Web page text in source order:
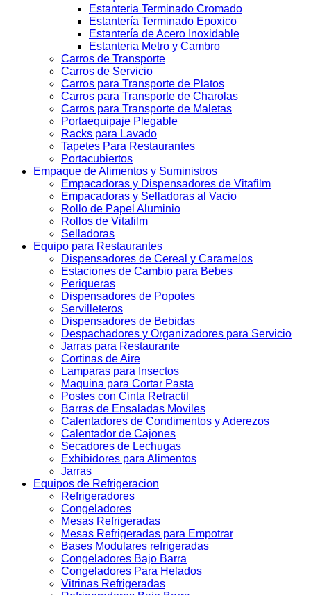
Estanteria Terminado Cromado
Estantería Terminado Epoxico
Estantería de Acero Inoxidable
Estanteria Metro y Cambro
Carros de Transporte
Carros de Servicio
Carros para Transporte de Platos
Carros para Transporte de Charolas
Carros para Transporte de Maletas
Portaequipaje Plegable
Racks para Lavado
Tapetes Para Restaurantes
Portacubiertos
Empaque de Alimentos y Suministros
Empacadoras y Dispensadores de Vitafilm
Empacadoras y Selladoras al Vacio
Rollo de Papel Aluminio
Rollos de Vitafilm
Selladoras
Equipo para Restaurantes
Dispensadores de Cereal y Caramelos
Estaciones de Cambio para Bebes
Periqueras
Dispensadores de Popotes
Servilleteros
Dispensadores de Bebidas
Despachadores y Organizadores para Servicio
Jarras para Restaurante
Cortinas de Aire
Lamparas para Insectos
Maquina para Cortar Pasta
Postes con Cinta Retractil
Barras de Ensaladas Moviles
Calentadores de Condimentos y Aderezos
Calentador de Cajones
Secadores de Lechugas
Exhibidores para Alimentos
Jarras
Equipos de Refrigeracion
Refrigeradores
Congeladores
Mesas Refrigeradas
Mesas Refrigeradas para Empotrar
Bases Modulares refrigeradas
Congeladores Bajo Barra
Congeladores Para Helados
Vitrinas Refrigeradas